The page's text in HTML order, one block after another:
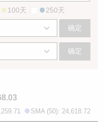
100天 250天
确定
确定
SMA (50): 24,618.72